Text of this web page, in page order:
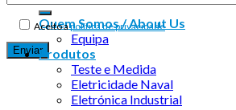
Aceito apolítica de privacidade
Quem Somos / About Us
Equipa
Produtos
Teste e Medida
Eletricidade Naval
Eletrónica Industrial